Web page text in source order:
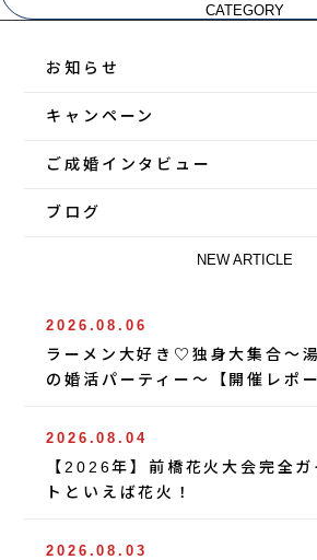
CATEGORY
お知らせ
キャンペーン
ご成婚インタビュー
ブログ
NEW ARTICLE
2026.08.06
ラーメン大好き♡独身大集合〜
の婚活パーティー〜【開催レポー
2026.08.04
【2026年】前橋花火大会完全
トといえば花火！
2026.08.03